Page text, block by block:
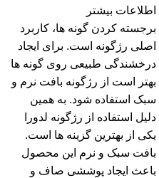
اطلاعات بیشتر
برجسته کردن گونه­ ها، کاربرد
اصلی رژگونه است. برای ایجاد
درخشندگی طبیعی روی گونه­ ها
بهتر است از رژگونه بافت نرم و
سبک استفاده شود. به همین
دلیل استفاده از رژگونه لدورا
یکی از بهترین گزینه ها است.
بافت سبک و نرم این محصول
باعث ایجاد پوششی صاف و